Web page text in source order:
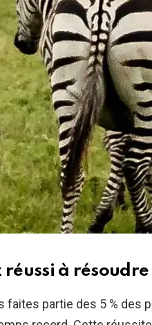
réussi à
faites partie des 5 % des